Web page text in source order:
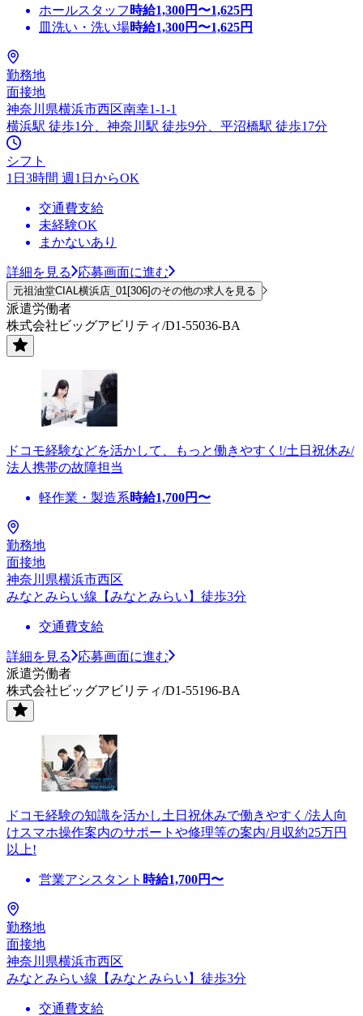
ホールスタッフ 時給1,300円〜1,625円
皿洗い・洗い場時給1,300円〜1,625円
勤務地
面接地
神奈川県横浜市西区南幸1-1-1
横浜駅 徒歩1分、神奈川駅 徒歩9分、平沼橋駅 徒歩17分
シフト
1日3時間 週1日からOK
交通費支給
未経験OK
まかないあり
詳細を見る 応募画面に進む
元祖油堂CIAL横浜店_01[306]のその他の求人を見る
派遣労働者
株式会社ビッグアビリティ/D1-55036-BA
ドコモ経験などを活かして、もっと働きやすく!/土日祝休み/
法人携帯の故障担当
軽作業・製造系時給1,700円〜
勤務地
面接地
神奈川県横浜市西区
みなとみらい線【みなとみらい】徒歩3分
交通費支給
詳細を見る
応募画面に進む
派遣労働者
株式会社ビッグアビリティ/D1-55196-BA
ドコモ経験の知識を活かし土日祝休みで働きやすく/法人向
けスマホ操作案内のサポートや修理等の案内/月収約25万円
以上!
営業アシスタント 時給1,700円〜
勤務地
面接地
神奈川県横浜市西区
みなとみらい線【みなとみらい】徒歩3分
交通費支給